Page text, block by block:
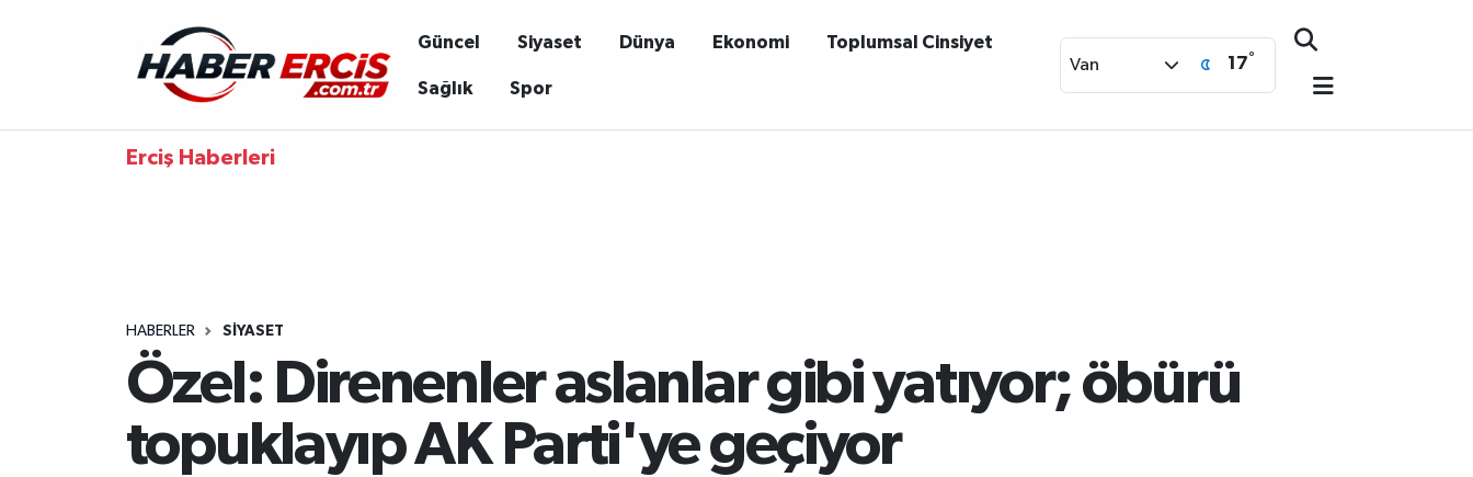
Güncel Siyaset Dünya Ekonomi Toplumsal Cinsiyet
Sağlık Spor
Van 17°
Erciş Haberleri
HABERLER SIYASET
Özel: Direnenler aslanlar gibi yatıyor; öbürü
topuklayıp AK Parti'ye geçiyor